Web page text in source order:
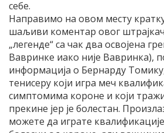
себе.
Направимо на овом месту
шаљиви коментар овог
„легенде“ са чак два освојена
Вавринке иако није Вавринка),
информација о Бернарду
тенисеру који игра меч
симптомима короне и који
прекине јер је болестан.
можете да играте